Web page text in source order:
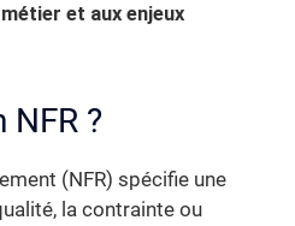
et aux enjeux
NFR ?
(NFR) spécifie une
la contrainte ou